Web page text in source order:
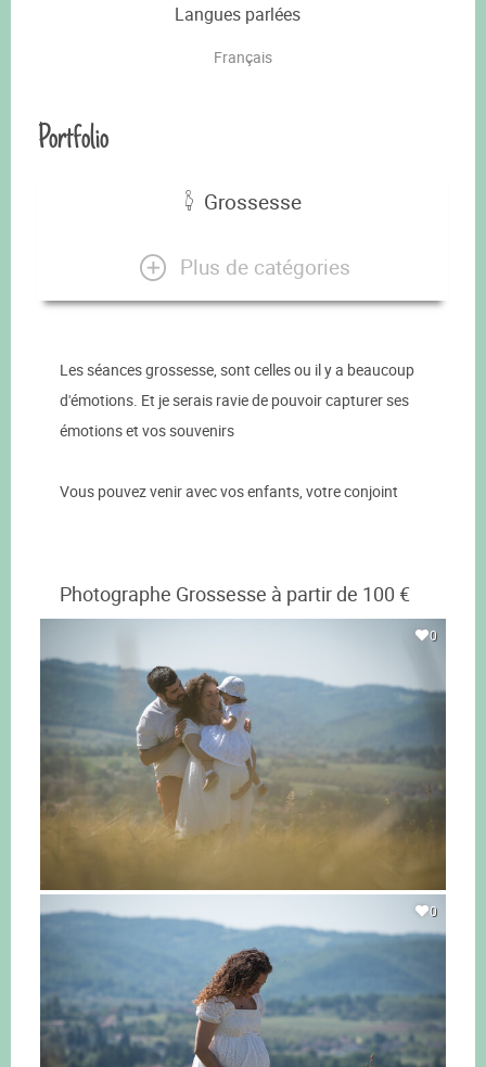
Langues parlées
Français
Portfolio
Grossesse
Plus de catégories
Les séances grossesse, sont celles ou il y a beaucoup
d'émotions. Et je serais ravie de pouvoir capturer ses
émotions et vos souvenirs
Vous pouvez venir avec vos enfants, votre conjoint
Photographe Grossesse à partir de 100 €
0
0